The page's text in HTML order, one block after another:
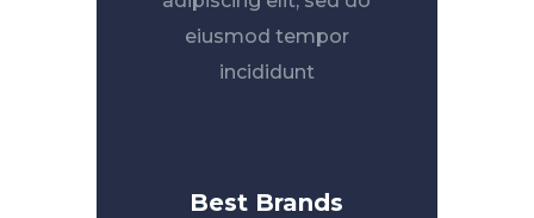
eiusmod tempor
incididunt
Best Brands